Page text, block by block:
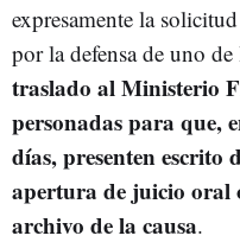
expresamente la
por la defensa de uno
traslado al Ministerio
personadas para que,
días, presenten escrito
apertura de juicio oral
archivo de la causa.